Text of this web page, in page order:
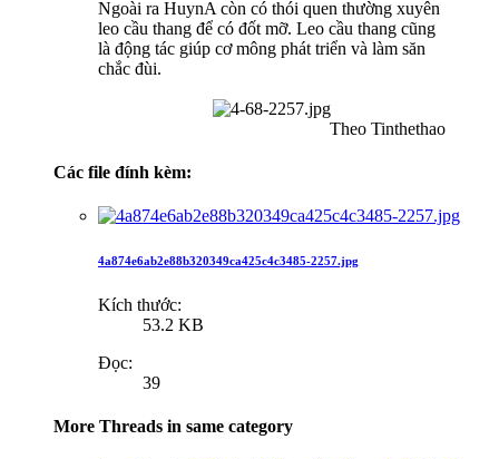
Ngoài ra HuynA còn có thói quen thường xuyên
leo cầu thang để có đốt mỡ. Leo cầu thang cũng
là động tác giúp cơ mông phát triển và làm săn
chắc đùi.
Theo Tinthethao​
Các file đính kèm:
4a874e6ab2e88b320349ca425c4c3485-2257.jpg
Kích thước:
53.2 KB
Đọc:
39
More Threads in same category